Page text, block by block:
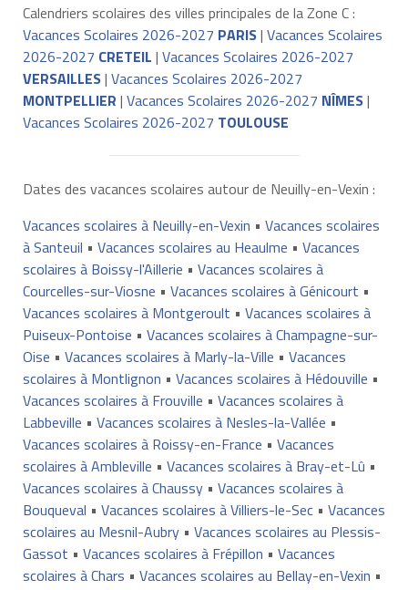
Calendriers scolaires des villes principales de la Zone C :
Vacances Scolaires 2026-2027 PARIS| Vacances Scolaires
2026-2027 CRETEIL | Vacances Scolaires 2026-2027
VERSAILLES| Vacances Scolaires 2026-2027
MONTPELLIER | Vacances Scolaires 2026-2027 NÎMES|
Vacances Scolaires 2026-2027 TOULOUSE
Dates des vacances scolaires autour de Neuilly-en-Vexin :
Vacances scolaires à Neuilly-en-Vexin • Vacances scolaires
à Santeuil • Vacances scolaires au Heaulme • Vacances
scolaires à Boissy-l'Aillerie • Vacances scolaires à
Courcelles-sur-Viosne • Vacances scolaires à Génicourt •
Vacances scolaires à Montgeroult • Vacances scolaires à
Puiseux-Pontoise • Vacances scolaires à Champagne-sur-
Oise • Vacances scolaires à Marly-la-Ville • Vacances
scolaires à Montlignon • Vacances scolaires à Hédouville •
Vacances scolaires à Frouville • Vacances scolaires à
Labbeville • Vacances scolaires à Nesles-la-Vallée •
Vacances scolaires à Roissy-en-France • Vacances
scolaires à Ambleville • Vacances scolaires à Bray-et-Lû •
Vacances scolaires à Chaussy• Vacances scolaires à
Bouqueval • Vacances scolaires à Villiers-le-Sec• Vacances
scolaires au Mesnil-Aubry• Vacances scolaires au Plessis-
Gassot • Vacances scolaires à Frépillon • Vacances
scolaires à Chars • Vacances scolaires au Bellay-en-Vexin •